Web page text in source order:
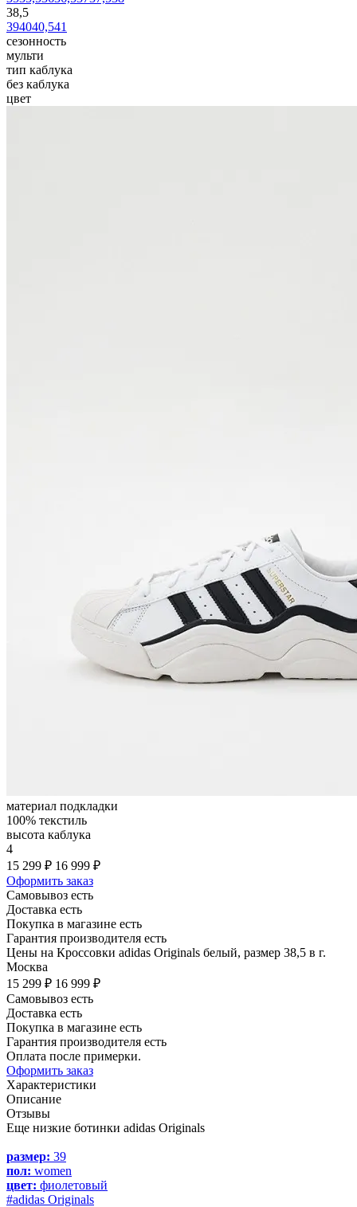
38,5
394040,541
сезонность
мульти
тип каблука
без каблука
цвет
материал подкладки
100% текстиль
высота каблука
4
15 299 ₽ 16 999 ₽
Оформить заказ
Самовывоз есть
Доставка есть
Покупка в магазине есть
Гарантия производителя есть
Цены на Кроссовки adidas Originals белый, размер 38,5 в г.
Москва
15 299 ₽ 16 999 ₽
Самовывоз есть
Доставка есть
Покупка в магазине есть
Гарантия производителя есть
Оплата после примерки.
Оформить заказ
Характеристики
Описание
Отзывы
Еще низкие ботинки adidas Originals
размер: 39
пол: women
цвет: фиолетовый
#adidas Originals